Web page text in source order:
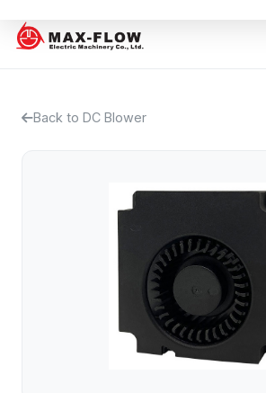
Back to DC Blower